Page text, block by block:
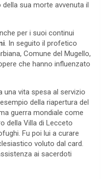
sua morte avvenuta il
per i suoi continui
. In seguito il profetico
Comune del Mugello,
che hanno influenzato
una vita spesa al servizio
della riapertura del
guerra mondiale come
della Villa di Lecceto
Fu poi lui a curare
voluto dal card.
ai sacerdoti